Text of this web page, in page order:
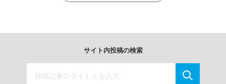
サイト内投稿の検索